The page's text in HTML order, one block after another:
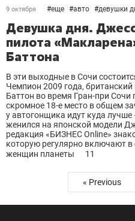
9 октября #еще #авто #девушки
Девушка дня.
пилота
Баттона
В эти выходные в Сочи
Чемпион 2009 года,
Баттон во время Гран-при Сочи
скромное 18-е место в общем
у автогонщика идут куда
женился на японской модели
редакция «БИЗНЕС Online»
которую регулярно включают
женщин планеты
11
« Previous